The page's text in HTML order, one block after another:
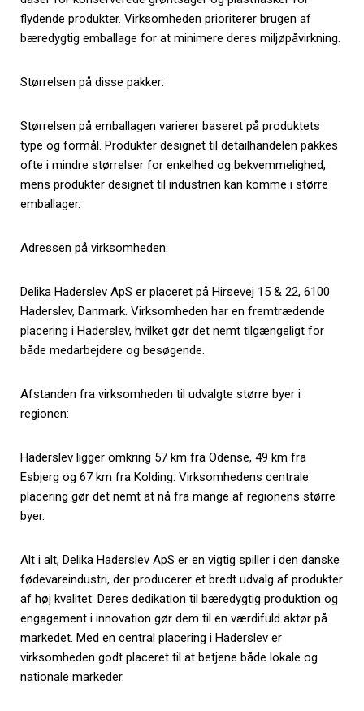
flydende produkter. Virksomheden prioriterer brugen af
bæredygtig emballage for at minimere deres miljøpåvirkning.
Størrelsen på disse pakker:
Størrelsen på emballagen varierer baseret på produktets
type og formål. Produkter designet til detailhandelen pakkes
ofte i mindre størrelser for enkelhed og bekvemmelighed,
mens produkter designet til industrien kan komme i større
emballager.
Adressen på virksomheden:
Delika Haderslev ApS er placeret på Hirsevej 15 & 22, 6100
Haderslev, Danmark. Virksomheden har en fremtrædende
placering i Haderslev, hvilket gør det nemt tilgængeligt for
både medarbejdere og besøgende.
Afstanden fra virksomheden til udvalgte større byer i
regionen:
Haderslev ligger omkring 57 km fra Odense, 49 km fra
Esbjerg og 67 km fra Kolding. Virksomhedens centrale
placering gør det nemt at nå fra mange af regionens større
byer.
Alt i alt, Delika Haderslev ApS er en vigtig spiller i den danske
fødevareindustri, der producerer et bredt udvalg af produkter
af høj kvalitet. Deres dedikation til bæredygtig produktion og
engagement i innovation gør dem til en værdifuld aktør på
markedet. Med en central placering i Haderslev er
virksomheden godt placeret til at betjene både lokale og
nationale markeder.